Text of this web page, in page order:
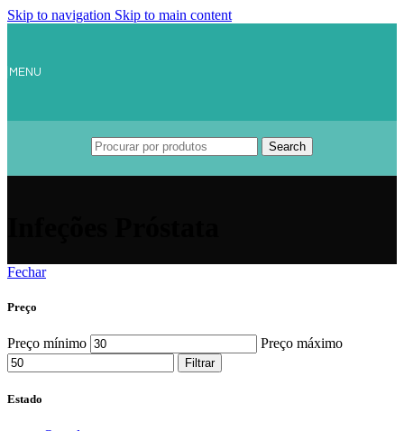
Skip to navigation Skip to main content
MENU
Search
Fechar
Preço
Preço mínimo Preço máximo
Filtrar
Estado